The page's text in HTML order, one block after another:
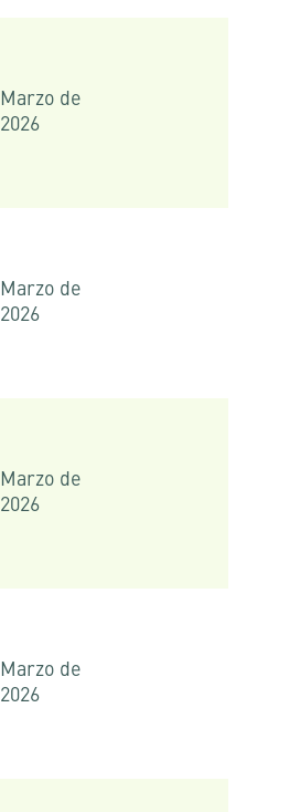
Marzo de
2026
Marzo de
2026
Marzo de
2026
Marzo de
2026